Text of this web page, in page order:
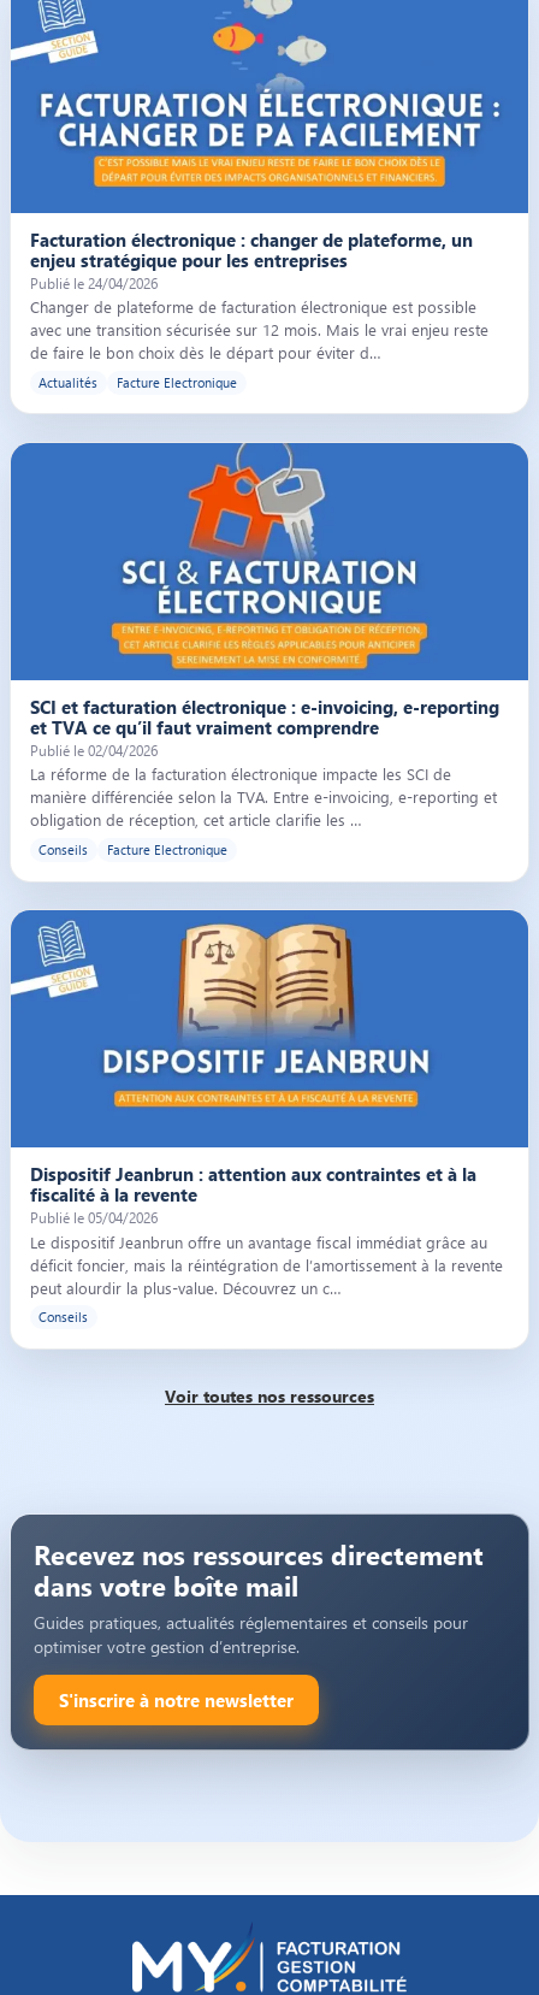
Facturation électronique : changer de plateforme, un
enjeu stratégique pour les entreprises
Publié le 24/04/2026
Changer de plateforme de facturation électronique est possible
avec une transition sécurisée sur 12 mois. Mais le vrai enjeu reste
de faire le bon choix dès le départ pour éviter d…
Actualités Facture Electronique
SCI et facturation électronique : e-invoicing, e-reporting
et TVA ce qu’il faut vraiment comprendre
Publié le 02/04/2026
La réforme de la facturation électronique impacte les SCI de
manière différenciée selon la TVA. Entre e-invoicing, e-reporting et
obligation de réception, cet article clarifie les …
Conseils Facture Electronique
Dispositif Jeanbrun : attention aux contraintes et à la
fiscalité à la revente
Publié le 05/04/2026
Le dispositif Jeanbrun offre un avantage fiscal immédiat grâce au
déficit foncier, mais la réintégration de l’amortissement à la revente
peut alourdir la plus-value. Découvrez un c…
Conseils
Voir toutes nos ressources
Recevez nos ressources directement
dans votre boîte mail
Guides pratiques, actualités réglementaires et conseils pour
optimiser votre gestion d’entreprise.
S'inscrire à notre newsletter